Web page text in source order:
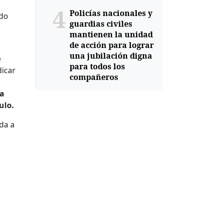
a
4 Policías nacionales y
guardias civiles
mantienen la unidad
de acción para lograr
una jubilación digna
para todos los
compañeros